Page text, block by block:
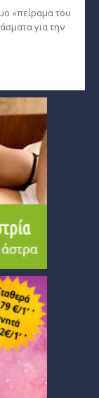
«πείραμα του
για την